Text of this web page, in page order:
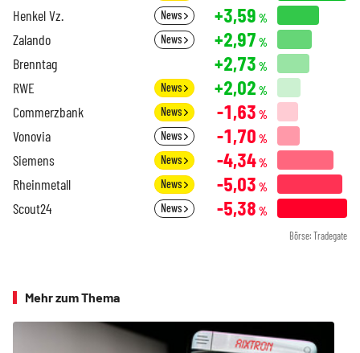
Henkel Vz. News +3,59 %
Zalando News +2,97 %
Brenntag +2,73 %
RWE News +2,02 %
Commerzbank News -1,63 %
Vonovia News -1,70 %
Siemens News -4,34%
Rheinmetall News -5,03 %
Scout24 News -5,38 %
Börse: Tradegate
Mehr zum Thema